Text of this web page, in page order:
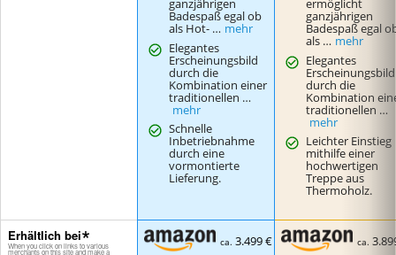
ganzjährigen
Badespaß egal ob
als Hot- … mehr
Elegantes
Erscheinungsbild
durch die
Kombination einer
traditionellen …
mehr
Schnelle
Inbetriebnahme
durch eine
vormontierte
Lieferung.
ermöglicht
ganzjährigen
Badespaß egal
als … mehr
Elegantes
Erscheinungsbild
durch die
Kombination
traditionellen …
mehr
Leichter Einstieg
mithilfe einer
hochwertigen
Treppe aus
Thermoholz.
Erhältlich bei ca. 3.499 € ca.